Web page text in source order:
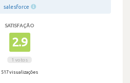
salesforce
SATISFAÇÃO
2.9
1 votos
517 visualizações